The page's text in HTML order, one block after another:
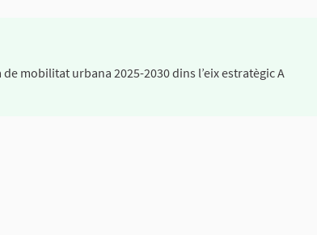
mobilitat urbana 2025-2030 dins l’eix estratègic A